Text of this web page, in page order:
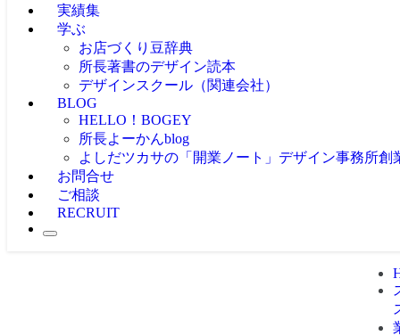
実績集
学ぶ
お店づくり豆辞典
所長著書のデザイン読本
デザインスクール（関連会社）
BLOG
HELLO！BOGEY
所長よーかんblog
よしだツカサの「開業ノート」 デザイン事務所創
お問合せ
ご相談
RECRUIT